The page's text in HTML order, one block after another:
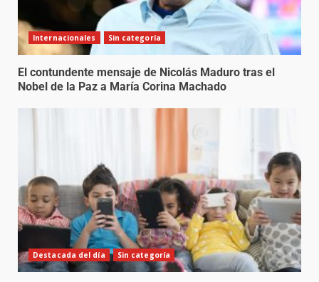
Internacionales Sin categoría
El contundente mensaje de Nicolás Maduro tras el
Nobel de la Paz a María Corina Machado
Destacada del día Sin categoría